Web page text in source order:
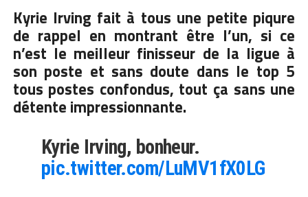
Kyrie Irving fait à tous une petite piqure
de rappel en montrant être l’un, si ce
n’est le meilleur finisseur de la ligue à
son poste et sans doute dans le top 5
tous postes confondus, tout ça sans une
détente impressionnante.
Kyrie Irving, bonheur.
pic.twitter.com/LuMV1fX0LG